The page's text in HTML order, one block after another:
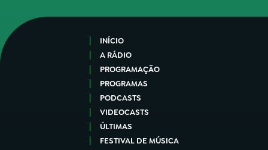
INÍCIO
A RÁDIO
PROGRAMAÇÃO
PROGRAMAS
PODCASTS
VIDEOCASTS
ÚLTIMAS
FESTIVAL DE MÚSICA